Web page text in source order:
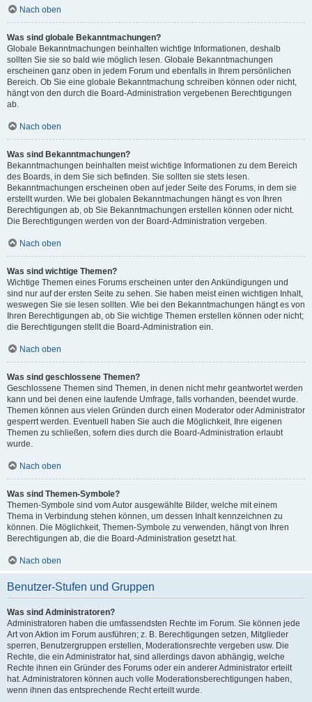
Nach oben
Was sind globale Bekanntmachungen?
Globale Bekanntmachungen beinhalten wichtige Informationen, deshalb
sollten Sie sie so bald wie möglich lesen. Globale Bekanntmachungen
erscheinen ganz oben in jedem Forum und ebenfalls in Ihrem persönlichen
Bereich. Ob Sie eine globale Bekanntmachung schreiben können oder nicht,
hängt von den durch die Board-Administration vergebenen Berechtigungen
ab.
Nach oben
Was sind Bekanntmachungen?
Bekanntmachungen beinhalten meist wichtige Informationen zu dem Bereich
des Boards, in dem Sie sich befinden. Sie sollten sie stets lesen.
Bekanntmachungen erscheinen oben auf jeder Seite des Forums, in dem sie
erstellt wurden. Wie bei globalen Bekanntmachungen hängt es von Ihren
Berechtigungen ab, ob Sie Bekanntmachungen erstellen können oder nicht.
Die Berechtigungen werden von der Board-Administration vergeben.
Nach oben
Was sind wichtige Themen?
Wichtige Themen eines Forums erscheinen unter den Ankündigungen und
sind nur auf der ersten Seite zu sehen. Sie haben meist einen wichtigen Inhalt,
weswegen Sie sie lesen sollten. Wie bei den Bekanntmachungen hängt es von
Ihren Berechtigungen ab, ob Sie wichtige Themen erstellen können oder nicht;
die Berechtigungen stellt die Board-Administration ein.
Nach oben
Was sind geschlossene Themen?
Geschlossene Themen sind Themen, in denen nicht mehr geantwortet werden
kann und bei denen eine laufende Umfrage, falls vorhanden, beendet wurde.
Themen können aus vielen Gründen durch einen Moderator oder Administrator
gesperrt werden. Eventuell haben Sie auch die Möglichkeit, Ihre eigenen
Themen zu schließen, sofern dies durch die Board-Administration erlaubt
wurde.
Nach oben
Was sind Themen-Symbole?
Themen-Symbole sind vom Autor ausgewählte Bilder, welche mit einem
Thema in Verbindung stehen können, um dessen Inhalt kennzeichnen zu
können. Die Möglichkeit, Themen-Symbole zu verwenden, hängt von Ihren
Berechtigungen ab, die die Board-Administration gesetzt hat.
Nach oben
Benutzer-Stufen und Gruppen
Was sind Administratoren?
Administratoren haben die umfassendsten Rechte im Forum. Sie können jede
Art von Aktion im Forum ausführen; z. B. Berechtigungen setzen, Mitglieder
sperren, Benutzergruppen erstellen, Moderationsrechte vergeben usw. Die
Rechte, die ein Administrator hat, sind allerdings davon abhängig, welche
Rechte ihnen ein Gründer des Forums oder ein anderer Administrator erteilt
hat. Administratoren können auch volle Moderationsberechtigungen haben,
wenn ihnen das entsprechende Recht erteilt wurde.